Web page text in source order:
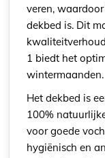
veren,
dekbed is. Dit
1 biedt het
wintermaanden.
Het dekbed is
100%
voor goede
hygiënisch en